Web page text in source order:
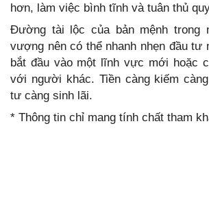
hơn, làm việc bình tĩnh và tuân thủ
Đường tài lộc của bản mệnh trong
vượng nên có thể nhanh nhẹn đầu tư
bắt đầu vào một lĩnh vực mới hoặc
với người khác. Tiền càng kiếm
tư càng sinh lãi.
* Thông tin chỉ mang tính chất tham